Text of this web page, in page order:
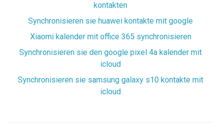
kontakten
Synchronisieren sie huawei kontakte mit google
Xiaomi kalender mit office 365 synchronisieren
Synchronisieren sie den google pixel 4a kalender mit
icloud
Synchronisieren sie samsung galaxy s10 kontakte mit
icloud